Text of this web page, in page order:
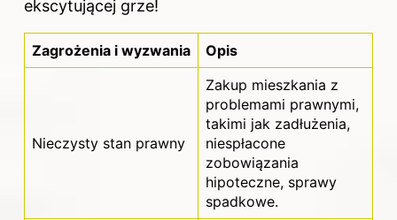
ekscytującej grze!
Zagrożenia i wyzwania Opis
Nieczysty stan prawny
Zakup mieszkania z
problemami prawnymi,
takimi jak zadłużenia,
niespłacone
zobowiązania
hipoteczne, sprawy
spadkowe.